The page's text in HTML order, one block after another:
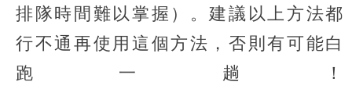
排隊時間難以掌握）。建議以上方法都
行不通再使用這個方法，否則有可能白
跑一趟！